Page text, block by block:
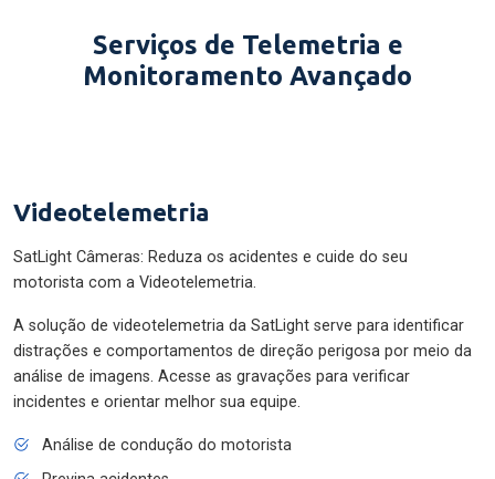
Serviços de Telemetria e
Monitoramento Avançado
Videotelemetria
SatLight Câmeras: Reduza os acidentes e cuide do seu
motorista com a Videotelemetria.
A solução de videotelemetria da SatLight serve para identificar
distrações e comportamentos de direção perigosa por meio da
análise de imagens. Acesse as gravações para verificar
incidentes e orientar melhor sua equipe.
Análise de condução do motorista